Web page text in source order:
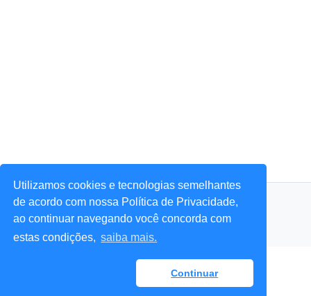
Utilizamos cookies e tecnologias semelhantes
de acordo com nossa Política de Privacidade,
ao continuar navegando você concorda com
estas condições, saiba mais.
Continuar
© 2026 Portal Agora Sim! — Todos os direitos reservados.